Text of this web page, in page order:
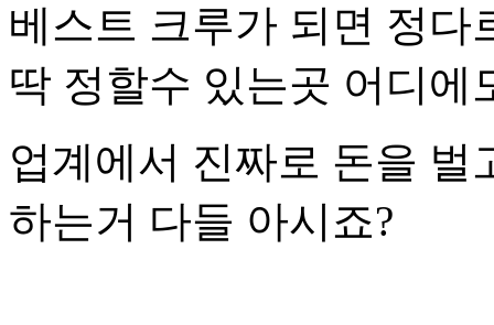
베스트 크루가 되면 정다
딱 정할수 있는곳 어디에
업계에서 진짜로 돈을 벌
하는거 다들 아시죠?